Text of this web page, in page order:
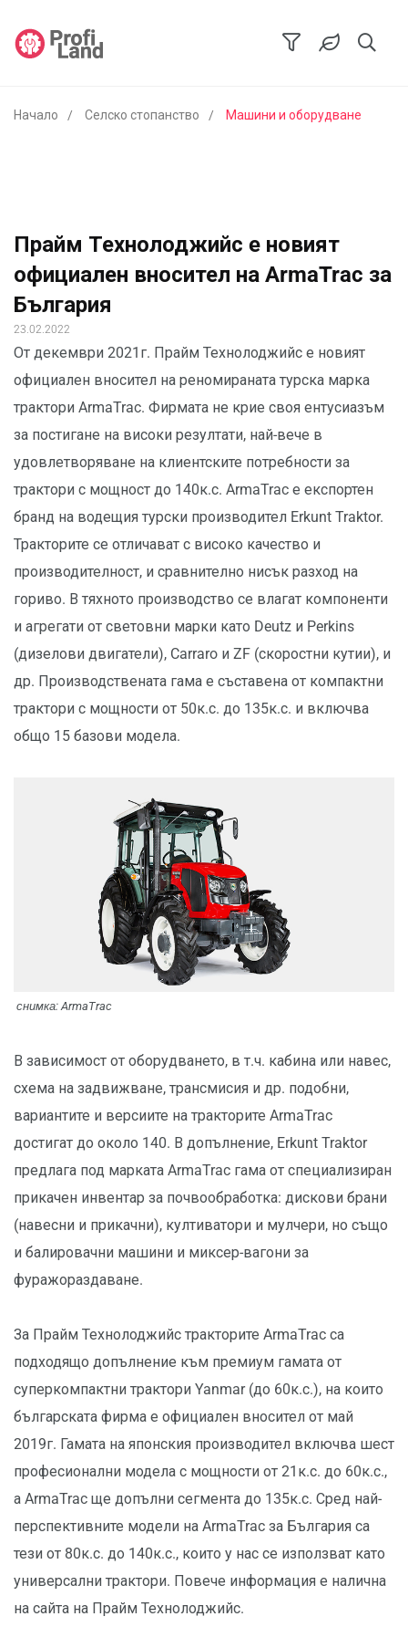
Начало Селско стопанство Машини и оборудване
Прайм Технолоджийс e новият
официален вносител на ArmaTrac за
България
23.02.2022
От декември 2021г. Прайм Технолоджийс е новият
официален вносител на реномираната турска марка
трактори ArmaTrac. Фирмата не крие своя ентусиазъм
за постигане на високи резултати, най-вече в
удовлетворяване на клиентските потребности за
трактори с мощност до 140к.с. ArmaTrac е експортен
бранд на водещия турски производител Erkunt Traktor.
Тракторите се отличават с високо качество и
производителност, и сравнително нисък разход на
гориво. В тяхното производство се влагат компоненти
и агрегати от световни марки като Deutz и Perkins
(дизелови двигатели), Carraro и ZF (скоростни кутии), и
др. Производствената гама е съставена от компактни
трактори с мощности от 50к.с. до 135к.с. и включва
общо 15 базови модела.
снимка: ArmaTrac
В зависимост от оборудването, в т.ч. кабина или навес,
схема на задвижване, трансмисия и др. подобни,
вариантите и версиите на тракторите ArmaTrac
достигат до около 140. В допълнение, Erkunt Traktor
предлага под марката ArmaTrac гама от специализиран
прикачен инвентар за почвообработка: дискови брани
(навесни и прикачни), култиватори и мулчери, но също
и балировачни машини и миксер-вагони за
фуражораздаване.
За Прайм Технолоджийс тракторите ArmaTrac са
подходящо допълнение към премиум гамата от
суперкомпактни трактори Yanmar (до 60к.с.), на които
българската фирма е официален вносител от май
2019г. Гамата на японския производител включва шест
професионални модела с мощности от 21к.с. до 60к.с.,
а ArmaTrac ще допълни сегмента до 135к.с. Сред най-
перспективните модели на ArmaTrac за България са
тези от 80к.с. до 140к.с., които у нас се използват като
универсални трактори. Повече информация е налична
на сайта на Прайм Технолоджийс.